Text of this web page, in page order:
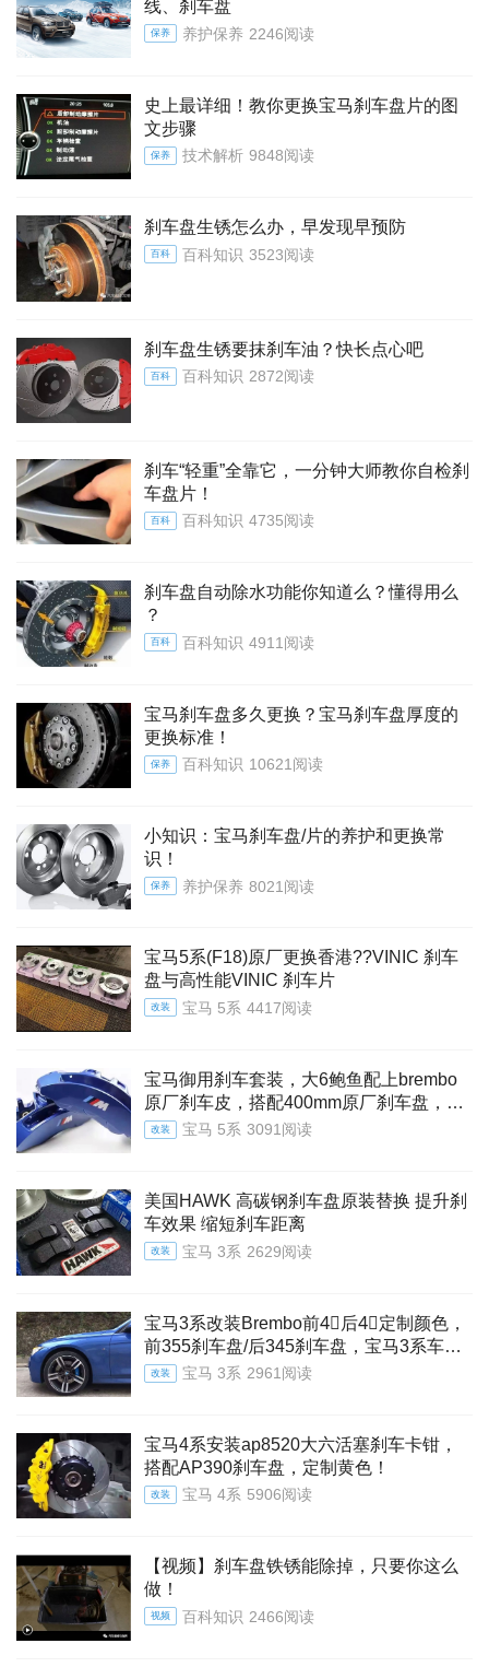
线、刹车盘
保养 养护保养 2246阅读
史上最详细！教你更换宝马刹车盘片的图
文步骤
保养 技术解析 9848阅读
刹车盘生锈怎么办，早发现早预防
百科 百科知识 3523阅读
刹车盘生锈要抹刹车油？快长点心吧
百科 百科知识 2872阅读
刹车“轻重”全靠它，一分钟大师教你自检刹
车盘片！
百科 百科知识 4735阅读
刹车盘自动除水功能你知道么？懂得用么
？
百科 百科知识 4911阅读
宝马刹车盘多久更换？宝马刹车盘厚度的
更换标准！
保养 百科知识 10621阅读
小知识：宝马刹车盘/片的养护和更换常
识！
保养 养护保养 8021阅读
宝马5系(F18)原厂更换香港??VINIC 刹车
盘与高性能VINIC 刹车片
改装 宝马 5系 4417阅读
宝马御用刹车套装，大6鲍鱼配上brembo
原厂刹车皮，搭配400mm原厂刹车盘，20
寸轮毂以上安装
改装 宝马 5系 3091阅读
美国HAWK 高碳钢刹车盘原装替换 提升刹
车效果 缩短刹车距离
改装 宝马 3系 2629阅读
宝马3系改装Brembo前4⃣️后4⃣️定制颜色，
前355刹车盘/后345刹车盘，宝马3系车型
套装
改装 宝马 3系 2961阅读
宝马4系安装ap8520大六活塞刹车卡钳，
搭配AP390刹车盘，定制黄色！
改装 宝马 4系 5906阅读
【视频】刹车盘铁锈能除掉，只要你这么
做！
视频 百科知识 2466阅读